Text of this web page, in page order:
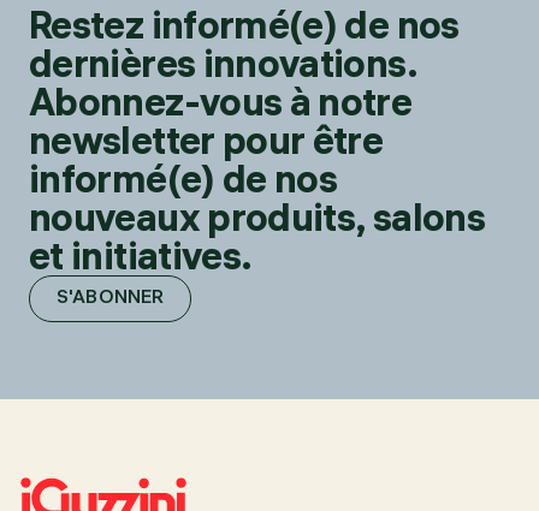
Restez informé(e) de nos
dernières innovations.
Abonnez-vous à notre
newsletter pour être
informé(e) de nos
nouveaux produits, salons
et initiatives.
S'ABONNER